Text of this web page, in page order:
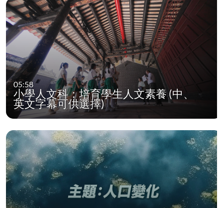
05:58
小學人文科：培育學生人文素養 (中、
英文字幕可供選擇)